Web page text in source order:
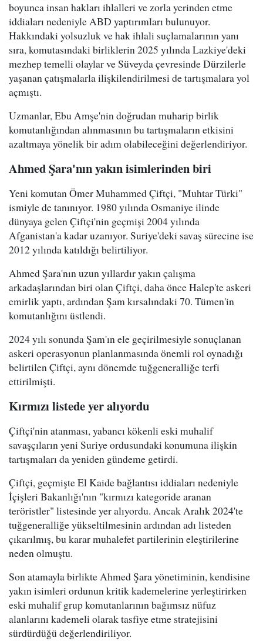
boyunca insan hakları ihlalleri ve zorla yerinden etme
iddiaları nedeniyle ABD yaptırımları bulunuyor.
Hakkındaki yolsuzluk ve hak ihlali suçlamalarının yanı
sıra, komutasındaki birliklerin 2025 yılında Lazkiye'deki
mezhep temelli olaylar ve Süveyda çevresinde Dürzilerle
yaşanan çatışmalarla ilişkilendirilmesi de tartışmalara yol
açmıştı.
Uzmanlar, Ebu Amşe'nin doğrudan muharip birlik
komutanlığından alınmasının bu tartışmaların etkisini
azaltmaya yönelik bir adım olabileceğini değerlendiriyor.
Ahmed Şara'nın yakın isimlerinden biri
Yeni komutan Ömer Muhammed Çiftçi, "Muhtar Türki"
ismiyle de tanınıyor. 1980 yılında Osmaniye ilinde
dünyaya gelen Çiftçi'nin geçmişi 2004 yılında
Afganistan'a kadar uzanıyor. Suriye'deki savaş sürecine ise
2012 yılında katıldığı belirtiliyor.
Ahmed Şara'nın uzun yıllardır yakın çalışma
arkadaşlarından biri olan Çiftçi, daha önce Halep'te askeri
emirlik yaptı, ardından Şam kırsalındaki 70. Tümen'in
komutanlığını üstlendi.
2024 yılı sonunda Şam'ın ele geçirilmesiyle sonuçlanan
askeri operasyonun planlanmasında önemli rol oynadığı
belirtilen Çiftçi, aynı dönemde tuğgeneralliğe terfi
ettirilmişti.
Kırmızı listede yer alıyordu
Çiftçi'nin atanması, yabancı kökenli eski muhalif
savaşçıların yeni Suriye ordusundaki konumuna ilişkin
tartışmaları da yeniden gündeme getirdi.
Çiftçi, geçmişte El Kaide bağlantısı iddiaları nedeniyle
İçişleri Bakanlığı'nın "kırmızı kategoride aranan
teröristler" listesinde yer alıyordu. Ancak Aralık 2024'te
tuğgeneralliğe yükseltilmesinin ardından adı listeden
çıkarılmış, bu karar muhalefet partilerinin eleştirilerine
neden olmuştu.
Son atamayla birlikte Ahmed Şara yönetiminin, kendisine
yakın isimleri ordunun kritik kademelerine yerleştirirken
eski muhalif grup komutanlarının bağımsız nüfuz
alanlarını kademeli olarak tasfiye etme stratejisini
sürdürdüğü değerlendiriliyor.